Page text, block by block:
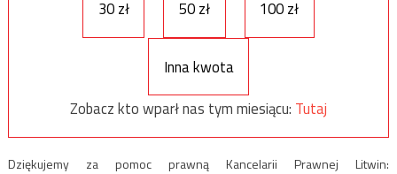
30 zł
50 zł 100 zł
Inna kwota
Zobacz kto wparł nas tym miesiącu: Tutaj
Dziękujemy za pomoc prawną Kancelarii Prawnej Litwin: